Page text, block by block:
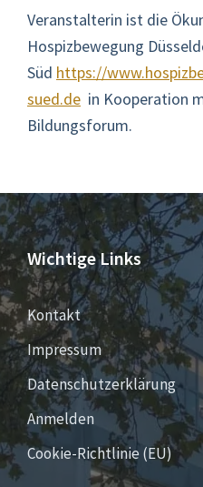
Veranstalterin ist die
Hospizbewegung
Süd https://
sued.de in Kooperation
Bildungsforum.
Wichtige Links
Kontakt
Impressum
Datenschutzerklärung
Anmelden
Cookie-Richtlinie (EU)